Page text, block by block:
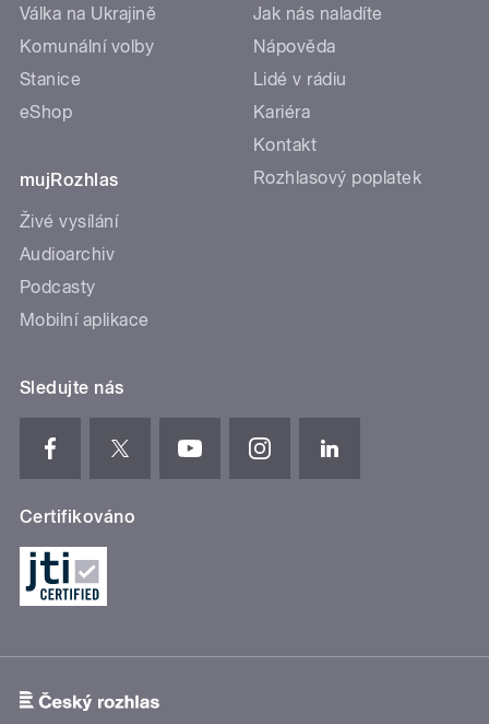
Válka na Ukrajině
Komunální volby
Stanice
eShop
mujRozhlas
Živé vysílání
Audioarchiv
Podcasty
Mobilní aplikace
Jak nás naladíte
Nápověda
Lidé v rádiu
Kariéra
Kontakt
Rozhlasový poplatek
Sledujte nás
Certifikováno